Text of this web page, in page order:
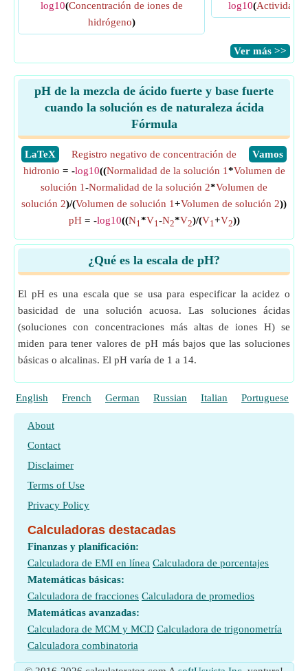
log10(Concentración de iones de
hidrógeno)
log10(Actividad
​Ver más >>
pH de la mezcla de ácido fuerte y base fuerte
cuando la solución es de naturaleza ácida
Fórmula
​LaTeX ​Vamos
Registro negativo de concentración de
hidronio = -log10((Normalidad de la solución 1*Volumen de
solución 1-Normalidad de la solución 2*Volumen de
solución 2)/(Volumen de solución 1+Volumen de solución 2))
pH= -log10((N1*V1-N2*V2)/(V1+V2))
¿Qué es la escala de pH?
El pH es una escala que se usa para especificar la acidez o
basicidad de una solución acuosa. Las soluciones ácidas
(soluciones con concentraciones más altas de iones H) se
miden para tener valores de pH más bajos que las soluciones
básicas o alcalinas. El pH varía de 1 a 14.
English French German Russian Italian Portuguese
About
Contact
Disclaimer
Terms of Use
Privacy Policy
Calculadoras destacadas
Finanzas y planificación:
Calculadora de EMI en línea Calculadora de porcentajes
Matemáticas básicas:
Calculadora de fracciones Calculadora de promedios
Matemáticas avanzadas:
Calculadora de MCM y MCD Calculadora de trigonometría
Calculadora combinatoria